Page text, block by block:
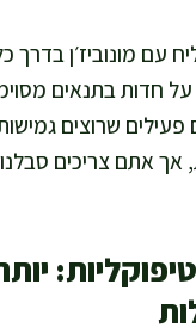
עם מונוביז׳ן
חדות בתנאים
שרוצים
אך אתם צריכים